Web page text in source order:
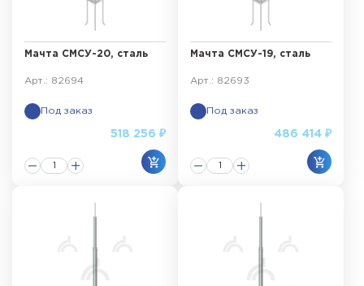
Мачта СМСУ-20, сталь
Арт.: 82694
Под заказ
518 256 ₽
Мачта СМСУ-19, сталь
Арт.: 82693
Под заказ
486 414 ₽